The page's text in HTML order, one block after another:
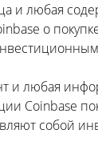
и любая
о
и любая
Coinbase
собой